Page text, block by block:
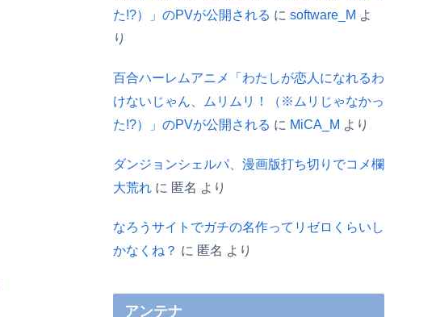
た!?）」のPVが公開される に software_M よ
り
百合ハーレムアニメ「わたしが恋人になれるわ
けないじゃん、ムリムリ！（※ムリじゃなかっ
た!?）」のPVが公開される に MiCA_M より
ダンジョンシェルパ、漫画版打ち切りでコメ欄
大荒れ に 匿名 より
なろうサイトでガチの名作ってリゼロくらいし
かなくね？ に 匿名 より
アンテナ